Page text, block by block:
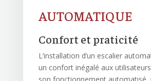
AUTOMATIQUE
Confort et praticité
L’installation d’un escalier
un confort inégalé aux